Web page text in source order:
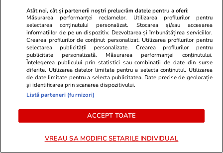
planul pentru uzina Dacia de la
Mioveni, după vizita din
România: „Am stabilit trei
priorități clare”
Știri România 17 iul.
Cum a fost protejat Nicușor Dan
în vizita făcută la Kiev și cu ce s-
a întors din Ucraina
Atât noi, cât și partenerii noștri prelucrăm datele pentru a oferi:
Măsurarea performanței reclamelor. Utilizarea profilurilor pentru
selectarea conținutului personalizat. Stocarea și/sau accesarea
informațiilor de pe un dispozitiv. Dezvoltarea și îmbunătățirea serviciilor.
Crearea profilurilor de conținut personalizat. Utilizarea profilurilor pentru
selectarea publicității personalizate. Crearea profilurilor pentru
publicitate personalizată. Măsurarea performanței conținutului.
Înțelegerea publicului prin statistici sau combinații de date din surse
diferite. Utilizarea datelor limitate pentru a selecta conținutul. Utilizarea
de date limitate pentru a selecta publicitatea. Date precise de geolocație
și identificarea prin scanarea dispozitivului.
Listă parteneri (furnizori)
ACCEPT TOATE
VREAU SA MODIFIC SETARILE INDIVIDUAL